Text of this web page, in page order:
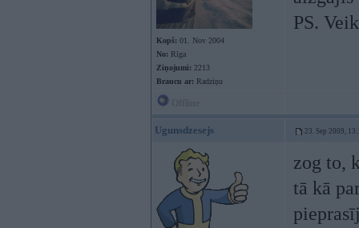
Kopš: 01. Nov 2004
No: Rīga
Ziņojumi: 2213
Braucu ar: Radziņu
PS.
Ugunsdzesejs 23. Sep 2009,
zog to,
tā kā